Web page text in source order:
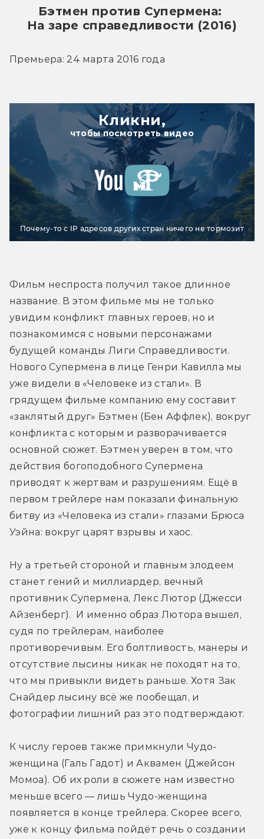
Бэтмен против Супермена:
На заре справедливости (2016)
Премьера: 24 марта 2016 года
Кликни,
чтобы посмотреть видео
Почему-то с IP адресов других стран ничего не тормозит
Фильм неспроста получил такое длинное
название. В этом фильме мы не только
увидим конфликт главных героев, но и
познакомимся с новыми персонажами
будущей команды Лиги Справедливости.
Нового Супермена в лице Генри Кавилла мы
уже видели в «Человеке из стали». В
грядущем фильме компанию ему составит
«заклятый друг» Бэтмен (Бен Аффлек), вокруг
конфликта с которым и разворачивается
основной сюжет. Бэтмен уверен в том, что
действия богоподобного Супермена
приводят к жертвам и разрушениям. Ещё в
первом трейлере нам показали финальную
битву из «Человека из стали» глазами Брюса
Уэйна: вокруг царят взрывы и хаос.
Ну а третьей стороной и главным злодеем
станет гений и миллиардер, вечный
противник Супермена, Лекс Лютор (Джесси
Айзенберг).  И именно образ Лютора вышел,
судя по трейлерам, наиболее
противоречивым. Его болтливость, манеры и
отсутствие лысины никак не походят на то,
что мы привыкли видеть раньше. Хотя Зак
Снайдер лысину всё же пообещал, и
фотографии лишний раз это подтверждают.
К числу героев также примкнули Чудо-
женщина (Галь Гадот) и Аквамен (Джейсон
Момоа). Об их роли в сюжете нам известно
меньше всего — лишь Чудо-женщина
появляется в конце трейлера. Скорее всего,
уже к концу фильма пойдёт речь о создании